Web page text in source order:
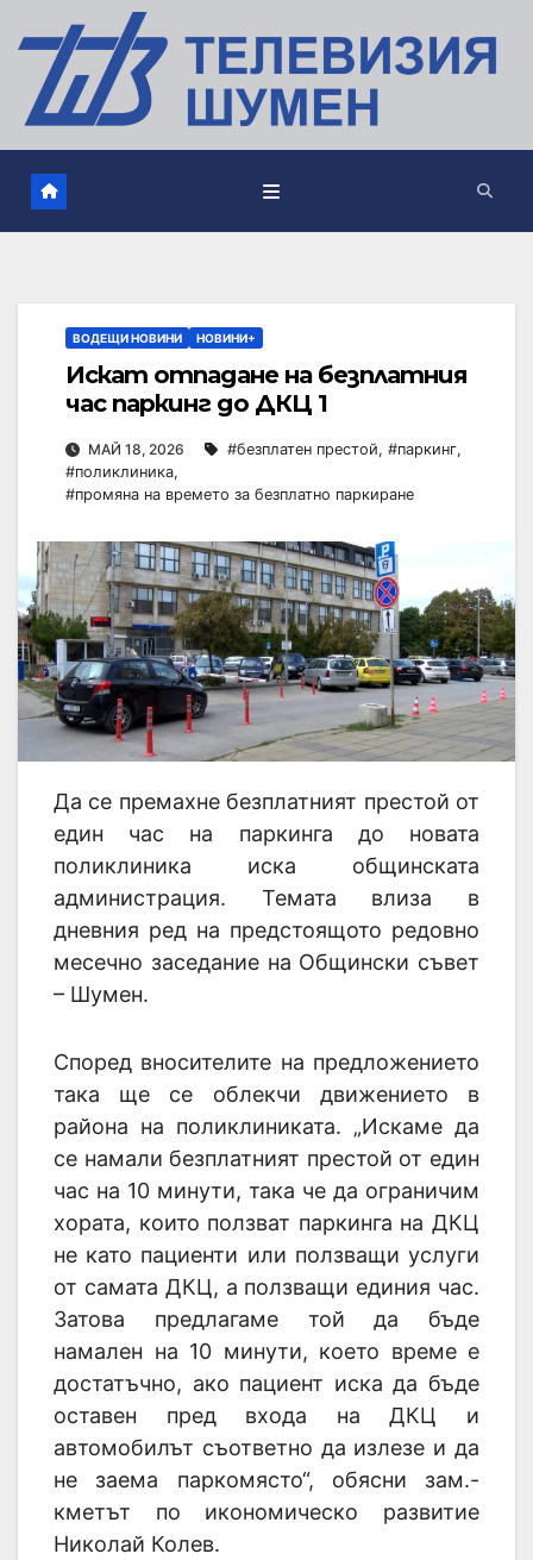
ВОДЕЩИ НОВИНИ НОВИНИ+
Искат отпадане на безплатния
час паркинг до ДКЦ 1
МАЙ 18, 2026 #безплатен престой, #паркинг,
#поликлиника,
#промяна на времето за безплатно паркиране
Да се премахне безплатният престой от
един час на паркинга до новата
поликлиника иска общинската
администрация. Темата влиза в
дневния ред на предстоящото редовно
месечно заседание на Общински съвет
– Шумен.
Според вносителите на предложението
така ще се облекчи движението в
района на поликлиниката. „Искаме да
се намали безплатният престой от един
час на 10 минути, така че да ограничим
хората, които ползват паркинга на ДКЦ
не като пациенти или ползващи услуги
от самата ДКЦ, а ползващи единия час.
Затова предлагаме той да бъде
намален на 10 минути, което време е
достатъчно, ако пациент иска да бъде
оставен пред входа на ДКЦ и
автомобилът съответно да излезе и да
не заема паркомясто“, обясни зам.-
кметът по икономическо развитие
Николай Колев.